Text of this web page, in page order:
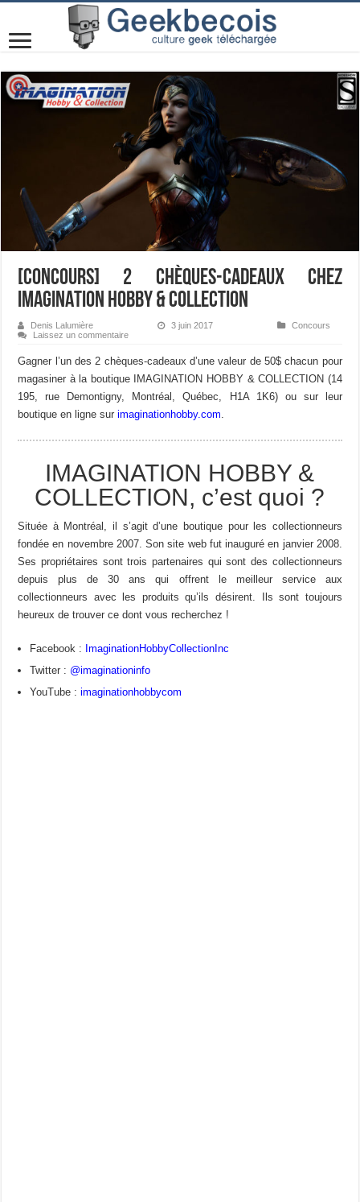
[Concours] 2 chèques-cadeaux chez
IMAGINATION HOBBY & COLLECTION
Denis Lalumière 3 juin 2017
Concours
Laissez un commentaire
Gagner l’un des 2 chèques-cadeaux d’une valeur de 50$ chacun pour
magasiner à la boutique IMAGINATION HOBBY & COLLECTION (14
195, rue Demontigny, Montréal, Québec, H1A 1K6) ou sur leur
boutique en ligne surimaginationhobby.com
IMAGINATION HOBBY &
COLLECTION, c’est quoi ?
Située à Montréal, il s’agit d’une boutique pour les collectionneurs
fondée en novembre 2007. Son site web fut inauguré en janvier 2008.
Ses propriétaires sont trois partenaires qui sont des collectionneurs
depuis plus de 30 ans qui offrent le meilleur service aux
collectionneurs avec les produits qu’ils désirent. Ils sont toujours
heureux de trouver ce dont vous recherchez !
Facebook : ImaginationHobbyCollectionInc
Twitter : @imaginationinfo
YouTube :imaginationhobbycom